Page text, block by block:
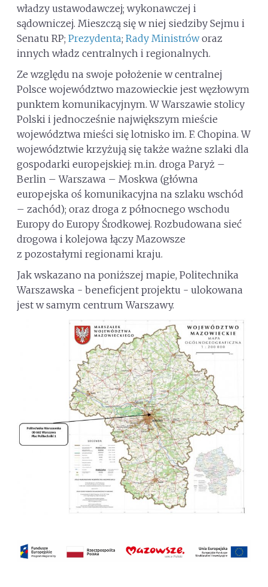
władzy ustawodawczej; wykonawczej i
sądowniczej. Mieszczą się w niej siedziby Sejmu i
Senatu RP; Prezydenta; Rady Ministróworaz
innych władz centralnych i regionalnych.
Ze względu na swoje położenie w centralnej
Polsce województwo mazowieckie jest węzłowym
punktem komunikacyjnym. W Warszawie stolicy
Polski i jednocześnie największym mieście
województwa mieści się lotnisko im. F. Chopina. W
województwie krzyżują się także ważne szlaki dla
gospodarki europejskiej: m.in. droga Paryż –
Berlin – Warszawa – Moskwa (główna
europejska oś komunikacyjna na szlaku wschód
– zachód); oraz droga z północnego wschodu
Europy do Europy Środkowej. Rozbudowana sieć
drogowa i kolejowa łączy Mazowsze
z pozostałymi regionami kraju.
Jak wskazano na poniższej mapie, Politechnika
Warszawska - beneficjent projektu - ulokowana
jest w samym centrum Warszawy.